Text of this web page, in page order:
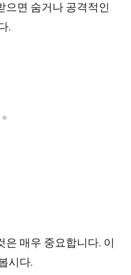
으면 숨거나 공격적인
.
은 매우 중요합니다. 이
시다.